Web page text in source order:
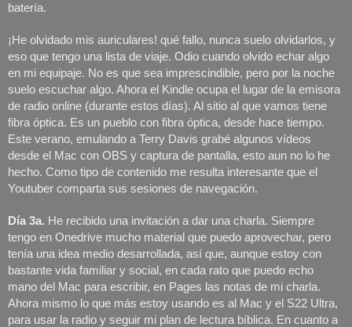
batería.
¡He olvidado mis auriculares! qué fallo, nunca suelo olvidarlos, y
eso que tengo una lista de viaje. Odio cuando olvido echar algo
en mi equipaje. No es que sea imprescindible, pero por la noche
suelo escuchar algo. Ahora el Kindle ocupa el lugar de la emisora
de radio online (durante estos días). Al sitio al que vamos tiene
fibra óptica. Es un pueblo con fibra óptica, desde hace tiempo.
Este verano, emulando a Terry Davis grabé algunos vídeos
desde el Mac con OBS y captura de pantalla, esto aun no lo he
hecho. Como tipo de contenido me resulta interesante que el
Youtuber comparta sus sesiones de navegación.
Día 3a. He recibido una invitación a dar una charla. Siempre
tengo en Onedrive mucho material que puedo aprovechar, pero
tenía una idea medio desarrollada, así que, aunque estoy con
bastante vida familiar y social, en cada rato que puedo echo
mano del Mac para escribir, en Pages las notas de mi charla.
Ahora mismo lo que más estoy usando es al Mac y el S22 Ultra,
para usar la radio y seguir mi plan de lectura bíblica. En cuanto a